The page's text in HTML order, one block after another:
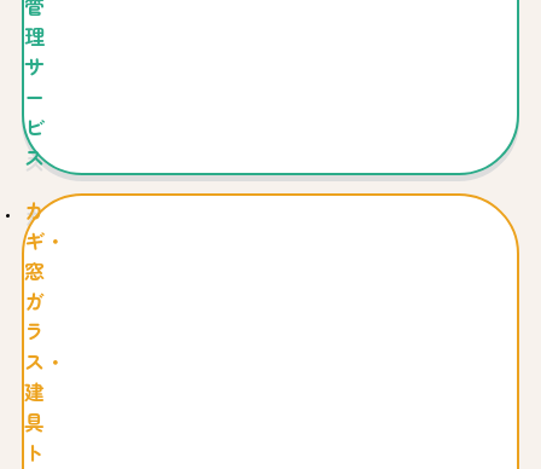
管
理
サ
ー
ビ
ス
カ
ギ・
窓
ガ
ラ
ス・
建
具
ト